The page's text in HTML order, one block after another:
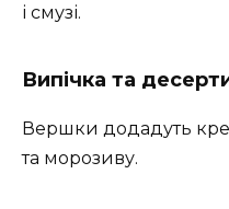
і смузі.
Випічка та
Вершки додадуть
та морозиву.